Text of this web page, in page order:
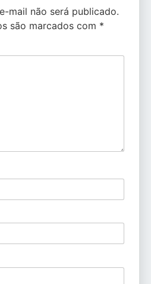
mail não será publicado.
são marcados com *